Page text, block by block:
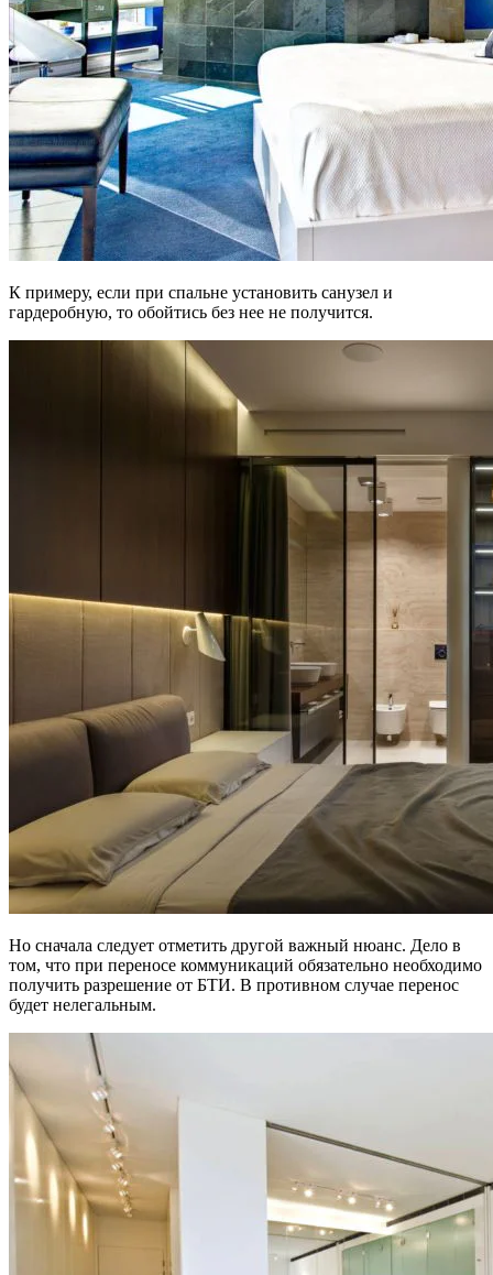
К примеру, если при спальне установить санузел и
гардеробную, то обойтись без нее не получится.
Но сначала следует отметить другой важный нюанс. Дело в
том, что при переносе коммуникаций обязательно необходимо
получить разрешение от БТИ. В противном случае перенос
будет нелегальным.